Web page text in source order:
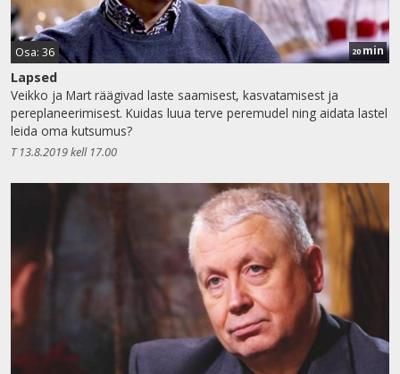
Osa: 36 20min
Lapsed
Veikko ja Mart räägivad laste saamisest, kasvatamisest ja
pereplaneerimisest. Kuidas luua terve peremudel ning aidata lastel
leida oma kutsumus?
T 13.8.2019 kell 17.00